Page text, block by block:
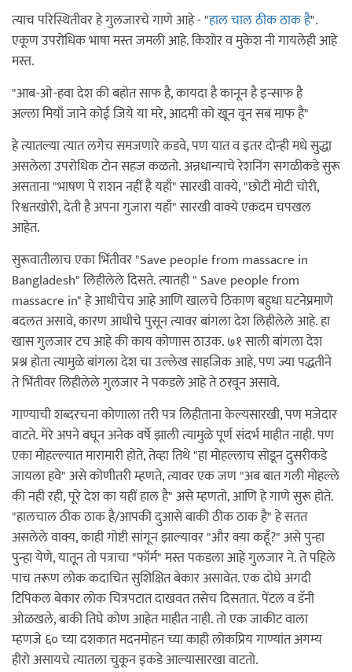
त्याच परिस्थितीवर हे गुलजारचे गाणे आहे - "हाल चाल ठीक ठाक है".
एकूण उपरोधिक भाषा मस्त जमली आहे. किशोर व मुकेश नी गायलेही आहे
मस्त.
"आब-ओ-हवा देश की बहोत साफ है, कायदा है कानून है इन्साफ है
अल्ला मियाँ जाने कोई जिये या मरे, आदमी को खून वून सब माफ है"
हे त्यातल्या त्यात लगेच समजणारे कडवे, पण यात व इतर दोन्ही मधे सुद्धा
असलेला उपरोधिक टोन सहज कळतो. अन्नधान्याचे रेशनिंग सगळीकडे सुरू
असताना "भाषण पे राशन नहीं है यहाँ" सारखी वाक्ये, "छोटी मोटी चोरी,
रिश्वतखोरी, देती है अपना गुजारा यहाँ" सारखी वाक्ये एकदम चपखल
आहेत.
सुरूवातीलाच एका भिंतीवर "Save people from massacre in
Bangladesh" लिहीलेले दिसते. त्यातही " Save people from
massacre in" हे आधीचेच आहे आणि खालचे ठिकाण बहुधा घटनेप्रमाणे
बदलत असावे, कारण आधीचे पुसून त्यावर बांगला देश लिहीलेले आहे. हा
खास गुलजार टच आहे की काय कोणास ठाउक. ७१ साली बांगला देश
प्रश्न होता त्यामुळे बांगला देश चा उल्लेख साहजिक आहे, पण ज्या पद्धतीने
ते भिंतीवर लिहीलेले गुलजार ने पकडले आहे ते ठरवून असावे.
गाण्याची शब्दरचना कोणाला तरी पत्र लिहीताना केल्यसारखी, पण मजेदार
वाटते. मेरे अपने बघून अनेक वर्षे झाली त्यामुळे पूर्ण संदर्भ माहीत नाही. पण
एका मोहल्ल्यात मारामारी होते, तेव्हा तिथे "हा मोहल्लाच सोडून दुसरीकडे
जायला हवे" असे कोणीतरी म्हणते, त्यावर एक जण "अब बात गली मोहल्ले
की नही रही, पूरे देश का यहीं हाल है" असे म्हणतो, आणि हे गाणे सुरू होते.
"हालचाल ठीक ठाक है/आपकी दुआसे बाकी ठीक ठाक है" हे सतत
असलेले वाक्य, काही गोष्टी सांगून झाल्यावर "और क्या कहूँ?" असे पुन्हा
पुन्हा येणे, यातून तो पत्राचा "फॉर्म" मस्त पकडला आहे गुलजार ने. ते पहिले
पाच तरूण लोक कदाचित सुशिक्षित बेकार असावेत. एक दोघे अगदी
टिपिकल बेकार लोक चित्रपटात दाखवत तसेच दिसतात. पेंटल व डॅनी
ओळखले, बाकी तिघे कोण आहेत माहीत नाही. तो एक जाकीट वाला
म्हणजे ६० च्या दशकात मदनमोहन च्या काही लोकप्रिय गाण्यांत अगम्य
हीरो असायचे त्यातला चुकून इकडे आल्यासारखा वाटतो.